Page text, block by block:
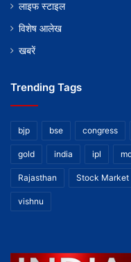
लाइफ स्टाइल
विशेष आलेख
खबरें
Trending Tags
bjp bse congress
gold india ipl
Rajasthan Stock Market
vishnu